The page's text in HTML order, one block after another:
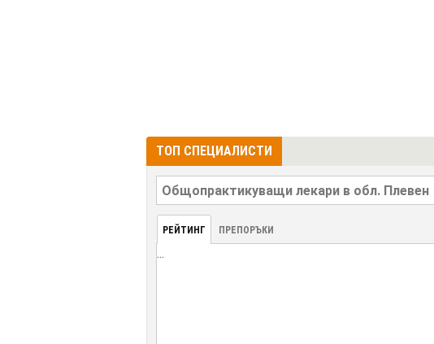
ТОП СПЕЦИАЛИСТИ
РЕЙТИНГ ПРЕПОРЪКИ
...